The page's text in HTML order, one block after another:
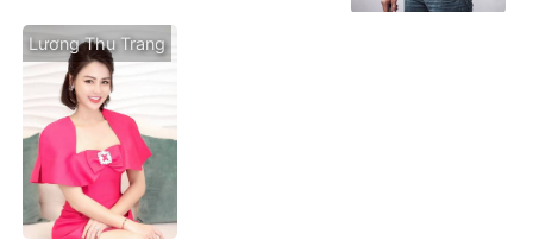
Lương Thu Trang